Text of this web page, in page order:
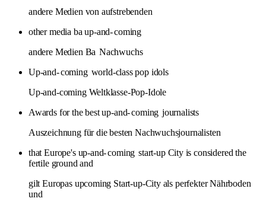
andere Medien von aufstrebenden
other media ba up-and-coming
andere Medien Ba Nachwuchs
Up-and-coming world-class pop idols
Up-and-coming Weltklasse-Pop-Idole
Awards for the best up-and-coming journalists
Auszeichnung für die besten Nachwuchsjournalisten
that Europe's up-and-coming start-up City is considered the
fertile ground and
gilt Europas upcoming Start-up-City als perfekter Nährboden
und